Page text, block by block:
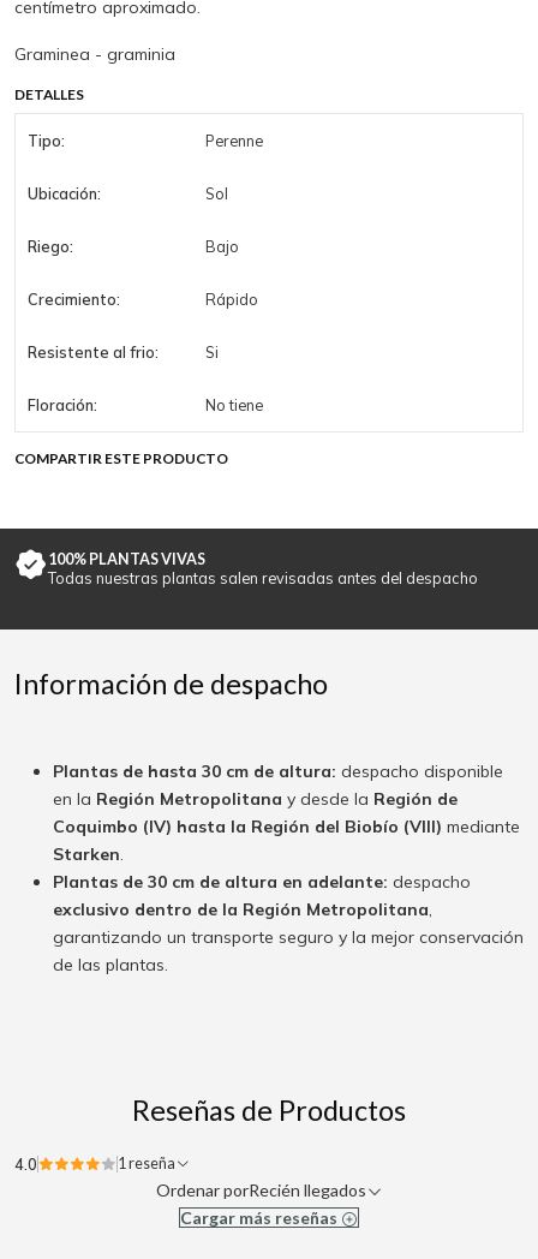
centímetro aproximado.
Graminea - graminia
DETALLES
Tipo: Perenne
Ubicación: Sol
Riego: Bajo
Crecimiento: Rápido
Resistente al frio: Si
Floración: No tiene
COMPARTIR ESTE PRODUCTO
100% PLANTAS VIVAS
Todas nuestras plantas salen revisadas antes del despacho
Información de despacho
Plantas de hasta 30 cm de altura: despacho disponible
en la Región Metropolitana y desde la Región de
Coquimbo (IV) hasta la Región del Biobío (VIII) mediante
Starken.
Plantas de 30 cm de altura en adelante: despacho
exclusivo dentro de la Región Metropolitana,
garantizando un transporte seguro y la mejor conservación
de las plantas.
Reseñas de Productos
4.0 1 reseña
Ordenar porRecién llegados
Cargar más reseñas